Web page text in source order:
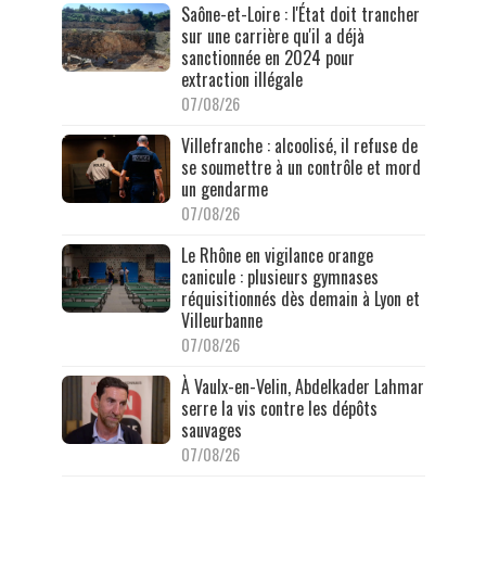
Saône-et-Loire : l'État doit trancher
sur une carrière qu'il a déjà
sanctionnée en 2024 pour
extraction illégale
07/08/26
Villefranche : alcoolisé, il refuse de
se soumettre à un contrôle et mord
un gendarme
07/08/26
Le Rhône en vigilance orange
canicule : plusieurs gymnases
réquisitionnés dès demain à Lyon et
Villeurbanne
07/08/26
À Vaulx-en-Velin, Abdelkader Lahmar
serre la vis contre les dépôts
sauvages
07/08/26